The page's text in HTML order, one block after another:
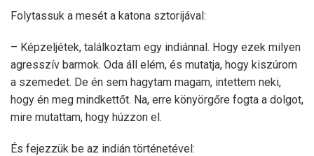
Folytassuk a mesét a katona sztorijával:
– Képzeljétek, találkoztam egy indiánnal. Hogy ezek milyen
agresszív barmok. Oda áll elém, és mutatja, hogy kiszúrom
a szemedet. De én sem hagytam magam, intettem neki,
hogy én meg mindkettőt. Na, erre könyörgőre fogta a dolgot,
mire mutattam, hogy húzzon el.
És fejezzük be az indián történetével: